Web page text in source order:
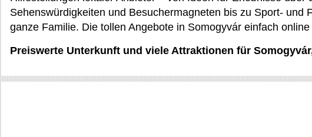
Sehenswürdigkeiten und Besuchermagneten bis zu Sport- und
ganze Familie. Die tollen Angebote in Somogyvár einfach online
Preiswerte Unterkunft und viele Attraktionen für